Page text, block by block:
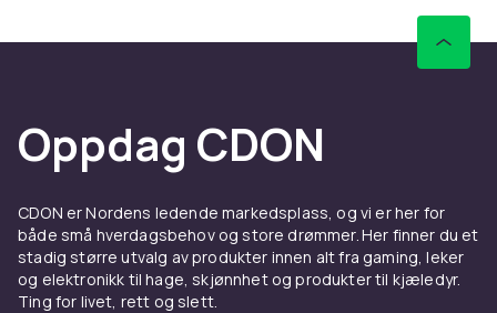
Oppdag CDON
CDON er Nordens ledende markedsplass, og vi er her for
både små hverdagsbehov og store drømmer. Her finner du et
stadig større utvalg av produkter innen alt fra gaming, leker
og elektronikk til hage, skjønnhet og produkter til kjæledyr.
Ting for livet, rett og slett.